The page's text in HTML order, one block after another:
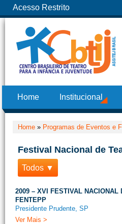
Acesso Restrito
Home Institucional
Home » Programas de Eventos e
Festival Nacional de
Todos ▼
2009 – XVI FESTIVAL NACIONAL
FENTEPP
Presidente Prudente, SP
Ver Mais >